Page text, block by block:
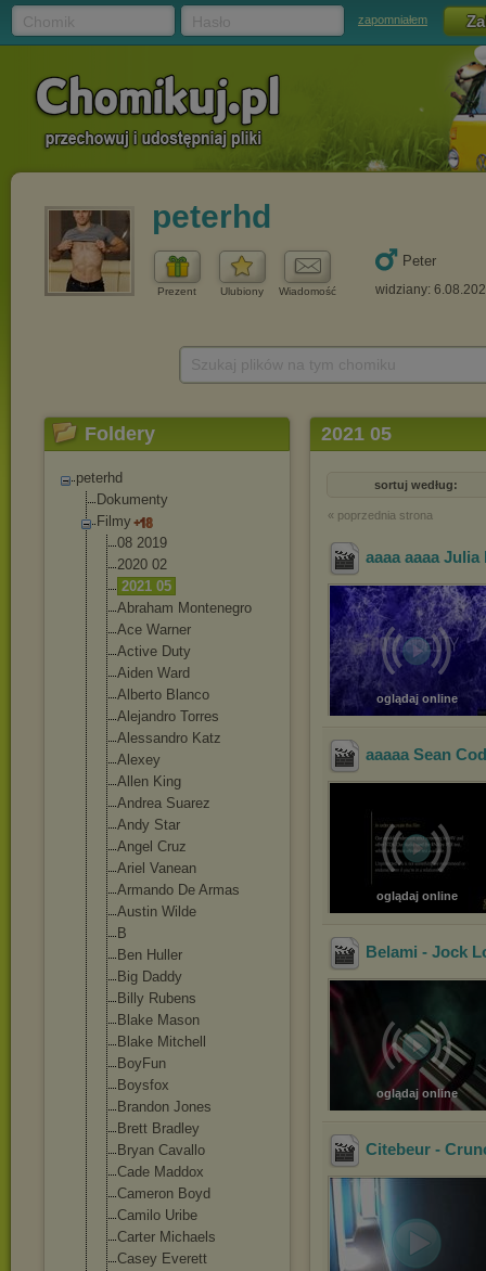
zapomniałem
peterhd
Prezent Ulubiony Wiadomość
Peter
widziany:
Foldery
peterhd
Dokumenty
Filmy
08 2019
2020 02
2021 05
Abraham Montenegro
Ace Warner
Active Duty
Aiden Ward
Alberto Blanco
Alejandro Torres
Alessandro Katz
Alexey
Allen King
Andrea Suarez
Andy Star
Angel Cruz
Ariel Vanean
Armando De Armas
Austin Wilde
B
Ben Huller
Big Daddy
Billy Rubens
Blake Mason
Blake Mitchell
BoyFun
Boysfox
Brandon Jones
Brett Bradley
Bryan Cavallo
Cade Maddox
Cameron Boyd
Camilo Uribe
Carter Michaels
Casey Everett
2021 05
sortuj według:
« poprzednia strona
aaaa aaaa
oglądaj online
aaaaa Sean
oglądaj online
Belami - Jock
oglądaj online
Citebeur -